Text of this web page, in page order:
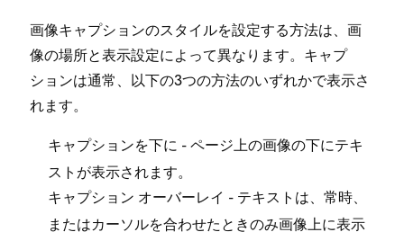
画像キ⁠ャプシ⁠ョンのスタイルを設定する方法は⁠、画
像の場所と表示設定によ⁠って異なります⁠。キ⁠ャプ
シ⁠ョンは通常⁠、以下の3つの方法のいずれかで表示さ
れます⁠。
キ⁠ャプシ⁠ョンを下に - ペ⁠ージ上の画像の下にテキ
ストが表示されます⁠。
キ⁠ャプシ⁠ョン オ⁠ーバ⁠ーレイ - テキストは⁠、常時⁠、
またはカ⁠ーソルを合わせたときのみ画像上に表示